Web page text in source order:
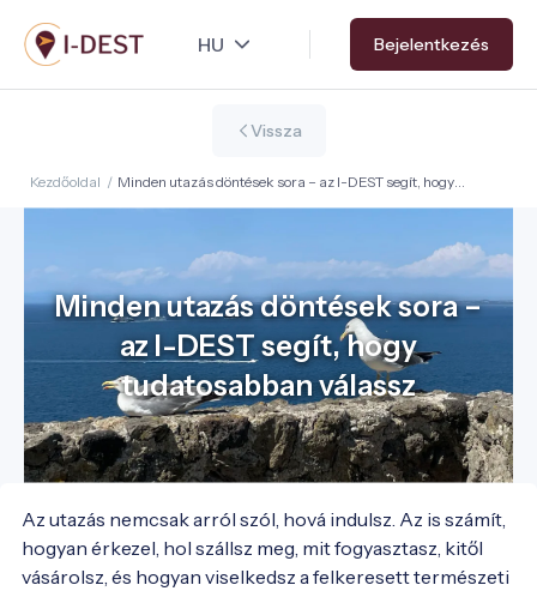
Ugrás
a
tartalomra
Bejelentkezés
Vissza
Kezdőoldal / Minden utazás döntések sora – az I-DEST segít, hogy
tudatosabban válassz
Minden utazás döntések sora –
az I-DEST segít, hogy
tudatosabban válassz
Az utazás nemcsak arról szól, hová indulsz. Az is számít,
hogyan érkezel, hol szállsz meg, mit fogyasztasz, kitől
vásárolsz, és hogyan viselkedsz a felkeresett természeti